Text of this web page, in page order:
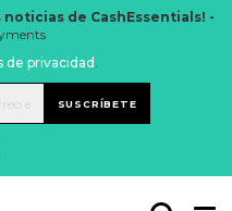
de CashEssentials! -
de privacidad .
SUSCRÍBETE